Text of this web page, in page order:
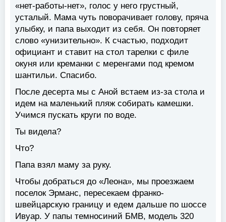
«нет-работы-нет», голос у него грустный,
усталый. Мама чуть поворачивает голову, пряча
улыбку, и папа выходит из себя. Он повторяет
слово «унизительно». К счастью, подходит
официант и ставит на стол тарелки с филе
окуня или креманки с меренгами под кремом
шантильи. Спасибо.
После десерта мы с Аной встаем из-за стола и
идем на маленький пляж собирать камешки.
Учимся пускать круги по воде.
Ты видела?
Что?
Папа взял маму за руку.
Чтобы добраться до «Леона», мы проезжаем
поселок Эрманс, пересекаем франко-
швейцарскую границу и едем дальше по шоссе
Ивуар. У папы темносиний БМВ, модель 320